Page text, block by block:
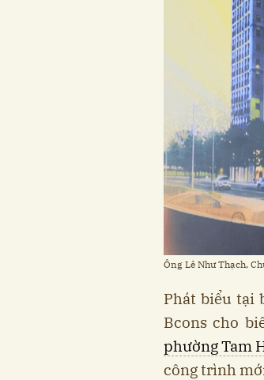
Ông Lê Như Thạch,
Phát biểu tại
Bcons cho
phường Tam
công trình